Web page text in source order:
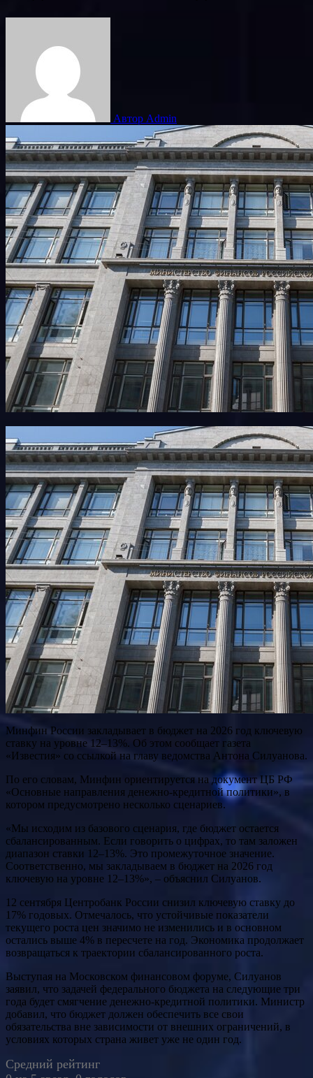
Автор Admin
Минфин России закладывает в бюджет на 2026 год ключевую
ставку на уровне 12–13%. Об этом сообщает газета
«Известия» со ссылкой на главу ведомства Антона Силуанова.
По его словам, Минфин ориентируется на документ ЦБ РФ
«Основные направления денежно-кредитной политики», в
котором предусмотрено несколько сценариев.
«Мы исходим из базового сценария, где бюджет остается
сбалансированным. Если говорить о цифрах, то там заложен
диапазон ставки 12–13%. Это промежуточное значение.
Соответственно, мы закладываем в бюджет на 2026 год
ключевую на уровне 12–13%», – объяснил Силуанов.
12 сентября Центробанк России снизил ключевую ставку до
17% годовых. Отмечалось, что устойчивые показатели
текущего роста цен значимо не изменились и в основном
остались выше 4% в пересчете на год. Экономика продолжает
возвращаться к траектории сбалансированного роста.
Выступая на Московском финансовом форуме, Силуанов
заявил, что задачей федерального бюджета на следующие три
года будет смягчение денежно-кредитной политики. Министр
добавил, что бюджет должен обеспечить все свои
обязательства вне зависимости от внешних ограничений, в
условиях которых страна живет уже не один год.
Средний рейтинг